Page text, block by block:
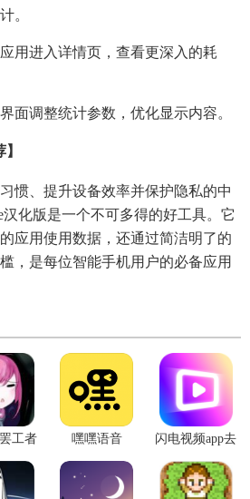
。
用进入详情页，查看更深入的耗
面调整统计参数，优化显示内容。
惯、提升设备效率并保护隐私的中
汉化版是一个不可多得的好工具。它
应用使用数据，还通过简洁明了的
，是每位智能手机用户的必备应用
工者 嘿嘿语音
闪电视频app去
广告版